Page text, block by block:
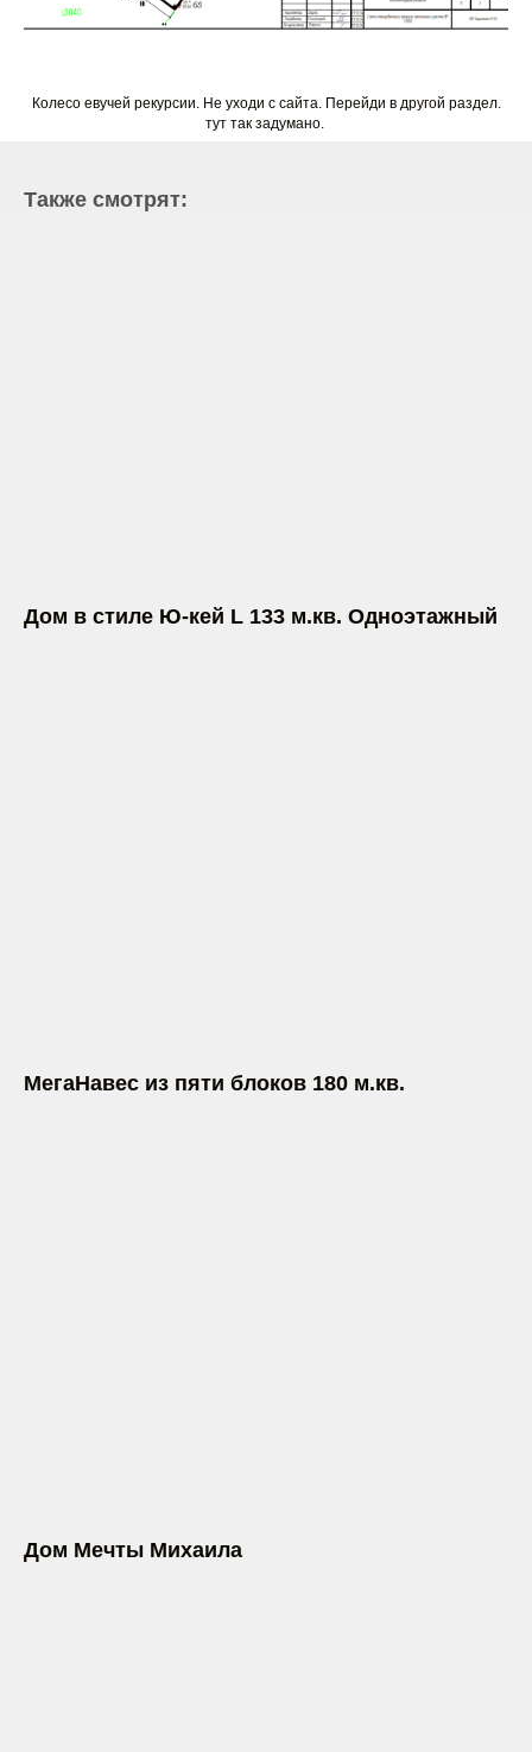
Колесо евучей рекурсии. Не уходи с сайта. Перейди в другой раздел.
тут так задумано.
Также смотрят:
Дом в стиле Ю-кей L 133 м.кв. Одноэтажный
МегаНавес из пяти блоков 180 м.кв.
Дом Мечты Михаила